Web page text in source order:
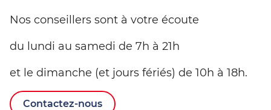
Nos conseillers sont à votre écoute
du lundi au samedi de 7h à 21h
et le dimanche (et jours fériés) de 10h à 18h.
Contactez-nous